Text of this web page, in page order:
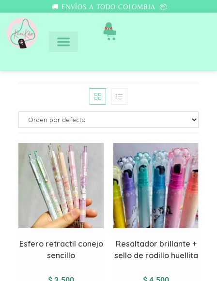
🚚 ENVÍOS A TODO COLOMBIA 📦
0
Esfero retractil conejo
sencillo
Resaltador brillante +
sello de rodillo huellita